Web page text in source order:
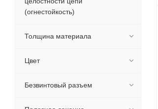
(огнестойкость)
Толщина материала
Цвет
Безвинтовый разъем